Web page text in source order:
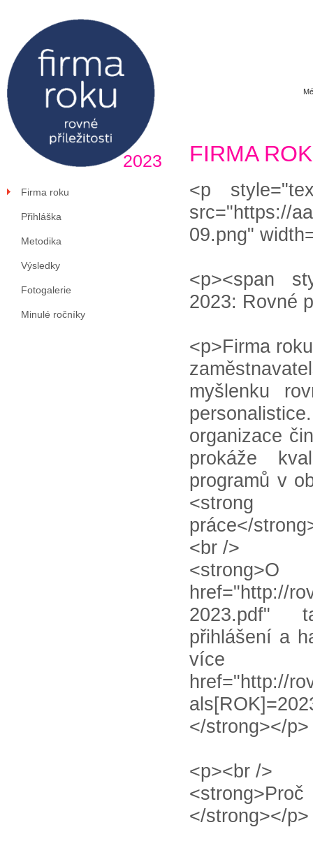
2023
Firma roku
Přihláška
Metodika
Výsledky
Fotogalerie
Minulé ročníky
FIRMA
<p
src="https://
09.png"
<p><span
2023: Rovné
<p>Firma
myšlenku
organizace
prokáže
programů v
<strong
práce</
<br />
href="http://
2023.pdf"
přihlášení a
href="http://
</strong></p>
<p><br />
</strong></p>